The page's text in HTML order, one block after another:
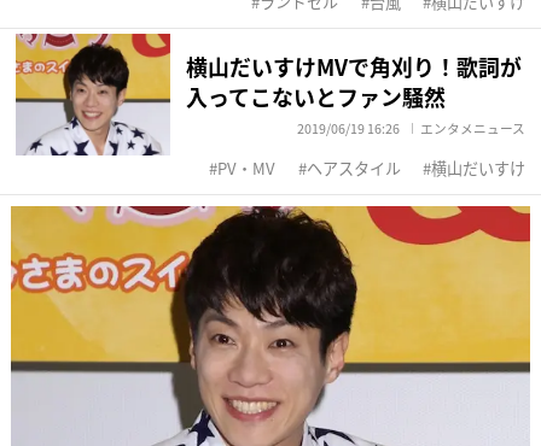
横山だいすけMVで角刈り！歌詞が
入ってこないとファン騒然
2019/06/19 16:26 エンタメニュース
PV・MV ヘアスタイル 横山だいすけ